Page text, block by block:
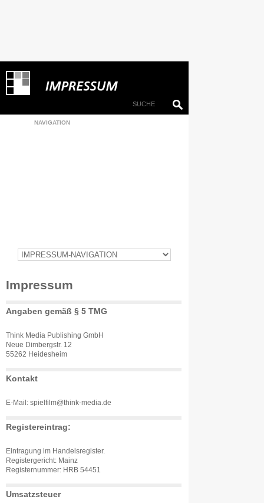
NAVIGATION
Impressum
Angaben gemäß § 5 TMG
Think Media Publishing GmbH
Neue Dimbergstr. 12
55262 Heidesheim
Kontakt
E-Mail: spielfilm@think-media.de
Registereintrag:
Eintragung im Handelsregister.
Registergericht: Mainz
Registernummer: HRB 54451
Umsatzsteuer